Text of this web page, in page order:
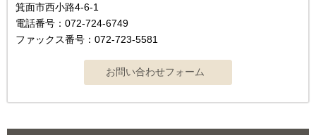
箕面市西小路4-6-1
電話番号：072-724-6749
ファックス番号：072-723-5581